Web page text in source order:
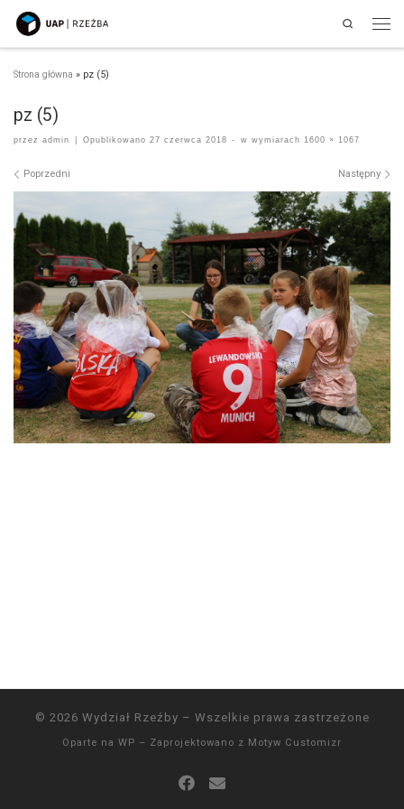
Przejdź do treści
Search
Strona główna » pz (5)
pz (5)
przez admin Opublikowano 27 czerwca 2018 - w wymiarach 1600 × 1067
Nawigacja po obrazach
Poprzedni Następny
© 2026 Wydział Rzeźby – Wszelkie prawa zastrzeżone
Oparte na WP – Zaprojektowano z Motyw Customizr